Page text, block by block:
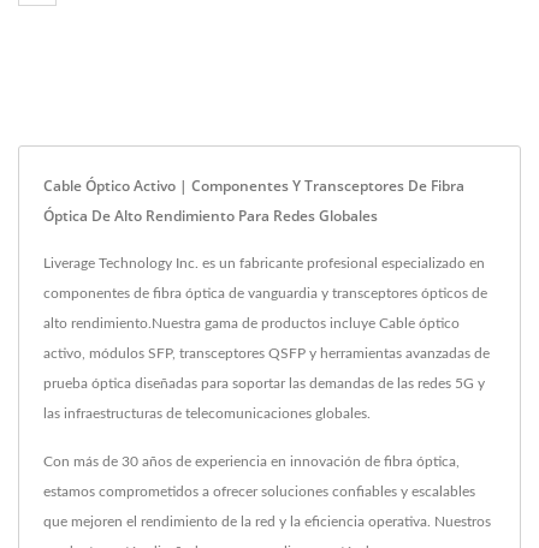
Cable Óptico Activo | Componentes Y Transceptores De Fibra
Óptica De Alto Rendimiento Para Redes Globales
Liverage Technology Inc. es un fabricante profesional especializado en
componentes de fibra óptica de vanguardia y transceptores ópticos de
alto rendimiento.Nuestra gama de productos incluye Cable óptico
activo, módulos SFP, transceptores QSFP y herramientas avanzadas de
prueba óptica diseñadas para soportar las demandas de las redes 5G y
las infraestructuras de telecomunicaciones globales.
Con más de 30 años de experiencia en innovación de fibra óptica,
estamos comprometidos a ofrecer soluciones confiables y escalables
que mejoren el rendimiento de la red y la eficiencia operativa. Nuestros